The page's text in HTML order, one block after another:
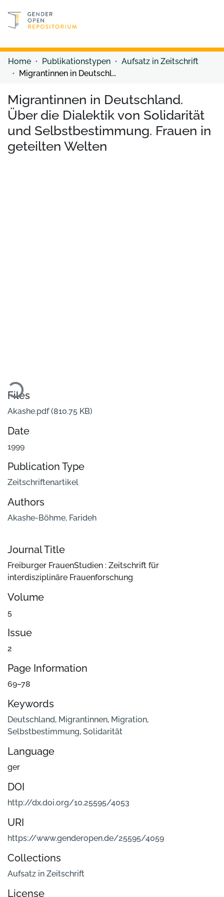
Discover content
Home Publikationstypen
Aufsatz in Zeitschrift
Migrantinnen in Deutschland. Über die Dialektik von Solidarität und Selbstbestimmung. Frauen in geteilten Welten
Migrantinnen in Deutschland.
Über die Dialektik von Solidarität
und Selbstbestimmung. Frauen in
geteilten Welten
Files
Akashe.pdf(810.75 KB)
Date
1999
Publication Type
Zeitschriftenartikel
Authors
Akashe-Böhme, Farideh
Journal Title
Freiburger FrauenStudien : Zeitschrift für
interdisziplinäre Frauenforschung
Volume
5
Issue
2
Page Information
69–78
Keywords
Deutschland, Migrantinnen, Migration,
Selbstbestimmung, Solidarität
Language
ger
DOI
http://dx.doi.org/10.25595/4053
URI
https://www.genderopen.de/25595/4059
Collections
Aufsatz in Zeitschrift
License